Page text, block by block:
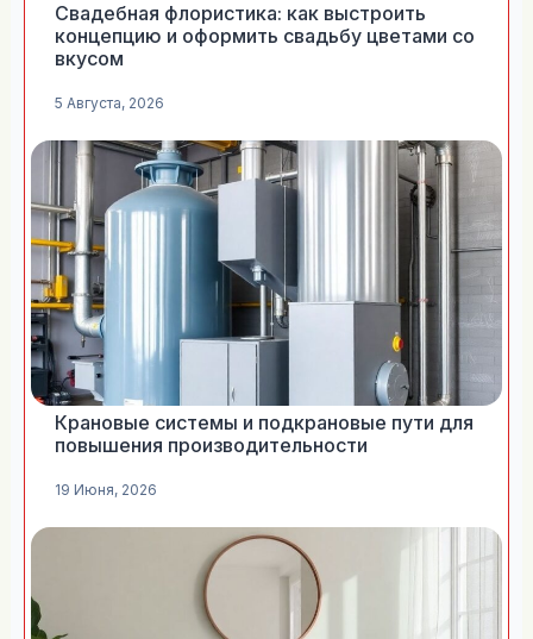
Свадебная флористика: как выстроить
концепцию и оформить свадьбу цветами со
вкусом
5 Августа, 2026
Крановые системы и подкрановые пути для
повышения производительности
19 Июня, 2026